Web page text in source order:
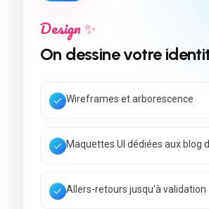
Développement 💻
On construit votre site
Code rapide & Core Web Vitals
SEO local + données structurées
Back-office simple à utiliser